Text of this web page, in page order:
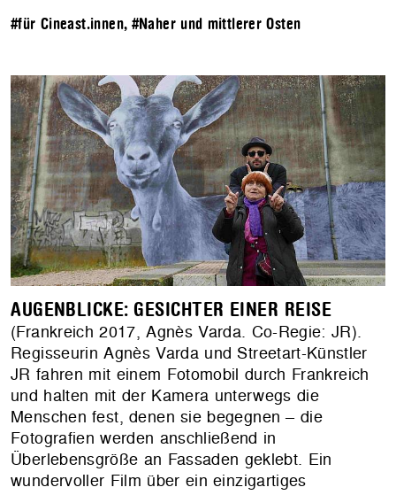
#für Cineast.innen, #Naher und mittlerer Osten
AUGENBLICKE: GESICHTER EINER REISE
(Frankreich 2017, Agnès Varda. Co-Regie: JR).
Regisseurin Agnès Varda und Streetart-Künstler
JR fahren mit einem Fotomobil durch Frankreich
und halten mit der Kamera unterwegs die
Menschen fest, denen sie begegnen – die
Fotografien werden anschließend in
Überlebensgröße an Fassaden geklebt. Ein
wundervoller Film über ein einzigartiges